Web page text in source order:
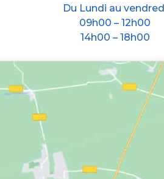
Du Lundi au
09h00 – 12h00
14h00 – 18h00